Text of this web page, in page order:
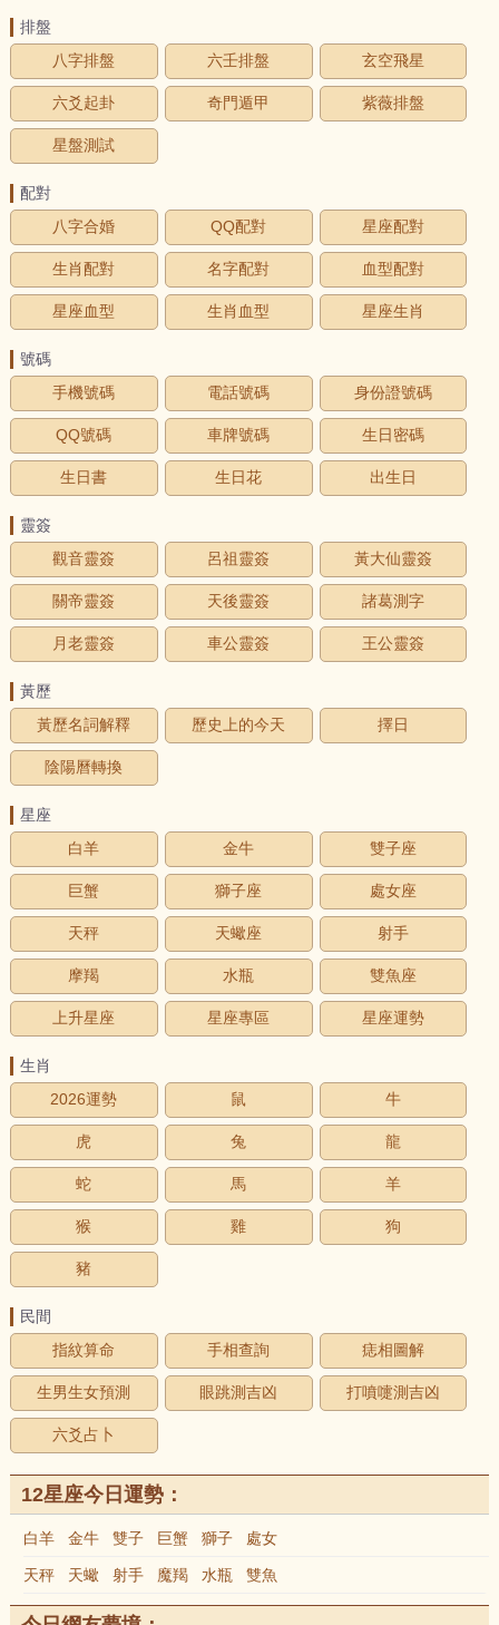
排盤
八字排盤
六壬排盤 玄空飛星
六爻起卦 奇門遁甲 紫薇排盤
星盤測試
配對
八字合婚
QQ配對 星座配對
生肖配對 名字配對 血型配對
星座血型 生肖血型 星座生肖
號碼
手機號碼
電話號碼 身份證號碼
QQ號碼 車牌號碼 生日密碼
生日書 生日花 出生日
靈簽
觀音靈簽
呂祖靈簽 黃大仙靈簽
關帝靈簽 天後靈簽 諸葛測字
月老靈簽 車公靈簽 王公靈簽
黃歷
黃歷名詞解釋
歷史上的今天 擇日
陰陽曆轉換
星座
白羊
金牛 雙子座
巨蟹 獅子座 處女座
天秤 天蠍座 射手
摩羯 水瓶 雙魚座
上升星座 星座專區 星座運勢
生肖
2026運勢
鼠 牛
虎 兔 龍
蛇 馬 羊
猴 雞 狗
豬
民間
指紋算命
手相查詢 痣相圖解
生男生女預測 眼跳測吉凶 打噴嚏測吉凶
六爻占卜
12星座今日運勢：
白羊 金牛 雙子 巨蟹 獅子 處女
天秤 天蠍 射手 魔羯 水瓶 雙魚